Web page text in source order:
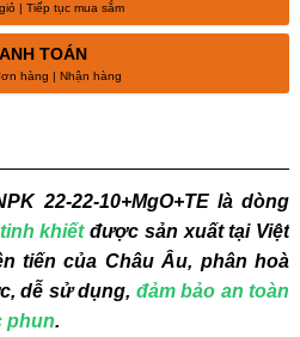
| Tiếp tục mua sắm
TOÁN
hàng | Nhận hàng
22-22-10+MgO+TE là dòng
khiếtđược sản xuất tại Việt
tiến của Châu Âu, phân hoà
dễ sử dụng, đảm bảo an toàn
phun.